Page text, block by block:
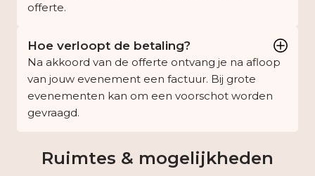
offerte.
Hoe verloopt de betaling?
Na akkoord van de offerte ontvang je na afloop
van jouw evenement een factuur. Bij grote
evenementen kan om een voorschot worden
gevraagd.
Ruimtes & mogelijkheden